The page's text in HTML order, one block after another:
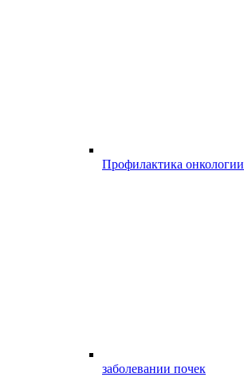
Профилактика онкологии
заболевании почек